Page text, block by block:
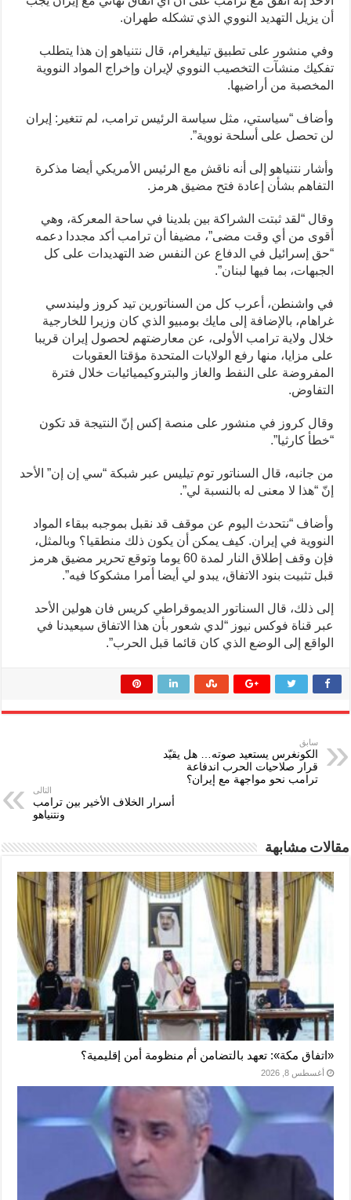
أن يزيل التهديد النووي الذي تشكله طهران.
وفي منشور على تطبيق تيليغرام، قال نتنياهو إن هذا يتطلب
تفكيك منشآت التخصيب النووي لإيران وإخراج المواد النووية
المخصبة ‌من أراضيها.
وأضاف “سياستي، مثل سياسة الرئيس ترامب، لم تتغير: إيران
لن تحصل على أسلحة نووية”.
وأشار نتنياهو إلى أنه ناقش مع الرئيس الأمريكي أيضا مذكرة
التفاهم بشأن إعادة فتح مضيق هرمز.
وقال “لقد ثبتت الشراكة بين بلدينا في ساحة المعركة، وهي
أقوى من أي وقت مضى”، مضيفا أن ترامب أكد مجددا دعمه
“حق إسرائيل في الدفاع عن النفس ضد التهديدات على كل
الجبهات، بما فيها لبنان”.
في واشنطن، أعرب كل من السناتورين تيد كروز وليندسي
غراهام، بالإضافة إلى مايك بومبيو الذي كان وزيرا للخارجية
خلال ولاية ترامب الأولى، عن معارضتهم لحصول إيران قريبا
على مزايا، منها رفع الولايات المتحدة مؤقتا العقوبات
المفروضة على النفط والغاز والبتروكيميائيات خلال فترة
التفاوض.
وقال كروز في منشور على منصة إكس إنّ النتيجة قد تكون
“خطأ كارثيا”.
من جانبه، قال السناتور توم تيليس عبر شبكة “سي إن إن” الأحد
إنّ “هذا لا معنى له بالنسبة لي”.
وأضاف “نتحدث اليوم عن موقف قد نقبل بموجبه ببقاء المواد
النووية في إيران. كيف يمكن أن يكون ذلك منطقيا؟ وبالمثل،
فإن وقف إطلاق النار لمدة 60 يوما وتوقع تحرير مضيق هرمز
قبل تثبيت بنود الاتفاق، يبدو لي أيضا أمرا مشكوكا فيه”.
إلى ذلك، قال السناتور الديموقراطي كريس فان هولين الأحد
عبر قناة فوكس نيوز “لدي شعور بأن هذا الاتفاق سيعيدنا في
الواقع إلى الوضع الذي كان قائما قبل الحرب”.
سابق
الكونغرس يستعيد صوته… هل يقيّد
قرار صلاحيات الحرب اندفاعة
ترامب نحو مواجهة مع إيران؟
التالى
أسرار الخلاف الأخير بين ترامب
ونتنياهو
مقالات مشابهة
«اتفاق مكة»: تعهد بالتضامن أم منظومة أمن إقليمية؟
أغسطس 8, 2026